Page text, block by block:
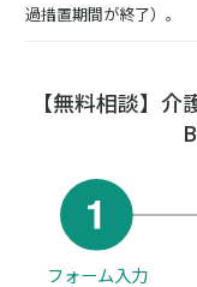
過措置期間が終了）。